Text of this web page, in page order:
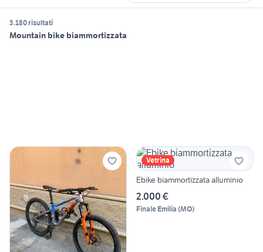
3.180 risultati
Mountain bike biammortizzata
Vetrina
Ebike biammortizzata alluminio
2.000 €
Finale Emilia (MO)